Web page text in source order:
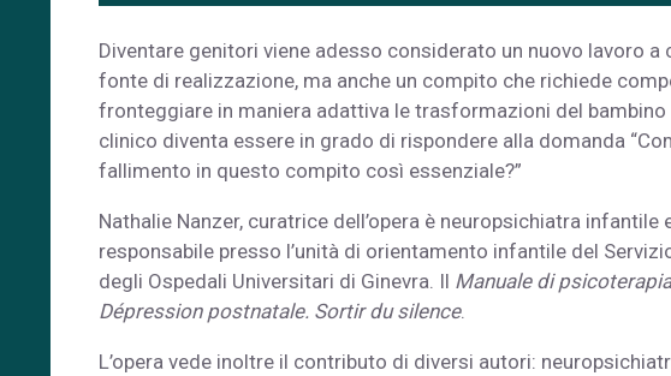
Diventare genitori viene adesso considerato un nuovo lavoro a
fonte di realizzazione, ma anche un compito che richiede
fronteggiare in maniera adattiva le trasformazioni del
clinico diventa essere in grado di rispondere alla domanda
fallimento in questo compito così essenziale?”
Nathalie Nanzer, curatrice dell’opera è neuropsichiatra
responsabile presso l’unità di orientamento infantile del
degli Ospedali Universitari di Ginevra. Il Manuale di
Dépression postnatale. Sortir du silence.
L’opera vede inoltre il contributo di diversi autori: